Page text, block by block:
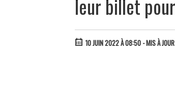
leur billet
10 JUIN 2022 À 08:50 - MIS À